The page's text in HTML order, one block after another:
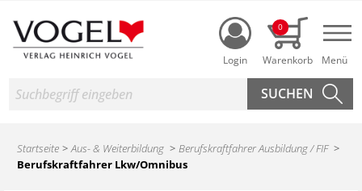
Login
0
Suche
Startseite Aus- & Weiterbildung
Berufskraftfahrer Ausbildung / FIF
Berufskraftfahrer Lkw/Omnibus